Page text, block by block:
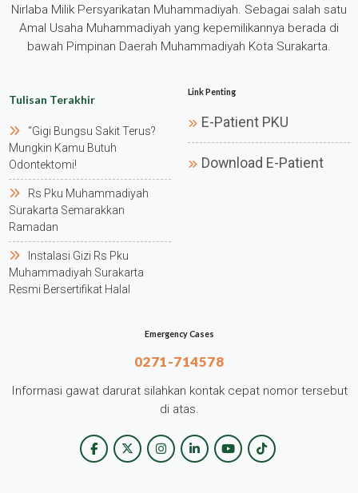
Nirlaba Milik Persyarikatan Muhammadiyah. Sebagai salah satu
Amal Usaha Muhammadiyah yang kepemilikannya berada di
bawah Pimpinan Daerah Muhammadiyah Kota Surakarta.
Tulisan Terakhir
“gigi Bungsu Sakit Terus?
Mungkin Kamu Butuh
Odontektomi!
Rs Pku Muhammadiyah
Surakarta Semarakkan
Ramadan
Instalasi Gizi Rs Pku
Muhammadiyah Surakarta
Resmi Bersertifikat Halal
Link Penting
E-Patient PKU
Download E-Patient
Emergency Cases
0271-714578
Informasi gawat darurat silahkan kontak cepat nomor tersebut
di atas.